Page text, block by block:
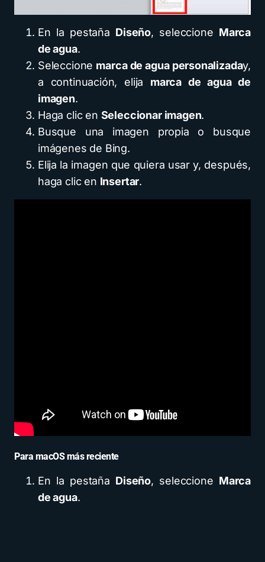
En la pestaña Diseño, seleccione Marca
de agua.
Seleccione marca de agua personalizaday,
a continuación, elija marca de agua de
imagen.
Haga clic en Seleccionar imagen.
Busque una imagen propia o busque
imágenes de Bing.
Elija la imagen que quiera usar y, después,
haga clic en Insertar.
Para macOS más reciente
En la pestaña Diseño, seleccione Marca
de agua.